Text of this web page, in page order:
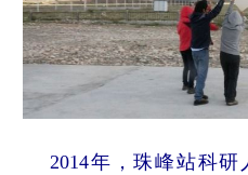
2014年，珠峰站科研